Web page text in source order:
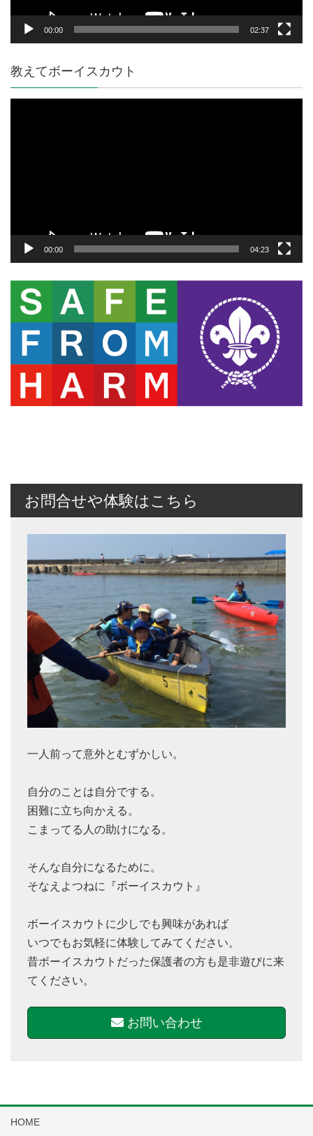
00:00 02:37
教えてボーイスカウト
00:00 04:23
お問合せや体験はこちら
一人前って意外とむずかしい。
自分のことは自分でする。
困難に立ち向かえる。
こまってる人の助けになる。
そんな自分になるために。
そなえよつねに『ボーイスカウト』
ボーイスカウトに少しでも興味があれば
いつでもお気軽に体験してみてください。
昔ボーイスカウトだった保護者の方も是非遊びに来
てください。
お問い合わせ
HOME